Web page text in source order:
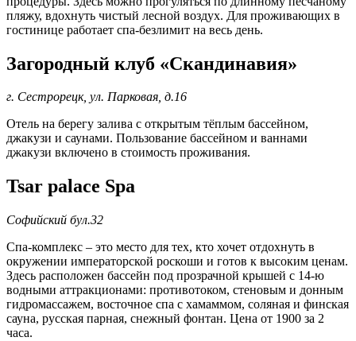
пляжу, вдохнуть чистый лесной воздух. Для проживающих в
гостинице работает спа-безлимит на весь день.
Загородный клуб «Скандинавия»
г. Сестрорецк, ул. Парковая, д.16
Отель на берегу залива с открытым тёплым бассейном,
джакузи и саунами. Пользование бассейном и ваннами
джакузи включено в стоимость проживания.
Tsar palace Spa
Софийский бул.32
Спа-комплекс – это место для тех, кто хочет отдохнуть в
окружении императорской роскоши и готов к высоким ценам.
Здесь расположен бассейн под прозрачной крышей с 14-ю
водными аттракционами: противотоком, стеновым и донным
гидромассажем, восточное спа с хамаммом, соляная и финская
сауна, русская парная, снежный фонтан. Цена от 1900 за 2
часа.